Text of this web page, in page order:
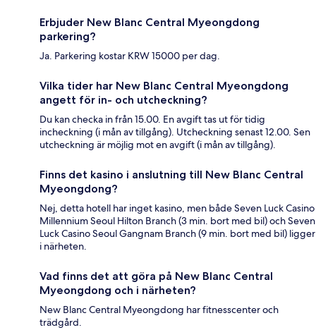
Erbjuder New Blanc Central Myeongdong
parkering?
Ja. Parkering kostar KRW 15000 per dag.
Vilka tider har New Blanc Central Myeongdong
angett för in- och utcheckning?
Du kan checka in från 15.00. En avgift tas ut för tidig
incheckning (i mån av tillgång). Utcheckning senast 12.00. Sen
utcheckning är möjlig mot en avgift (i mån av tillgång).
Finns det kasino i anslutning till New Blanc Central
Myeongdong?
Nej, detta hotell har inget kasino, men både Seven Luck Casino
Millennium Seoul Hilton Branch (3 min. bort med bil) och Seven
Luck Casino Seoul Gangnam Branch (9 min. bort med bil) ligger
i närheten.
Vad finns det att göra på New Blanc Central
Myeongdong och i närheten?
New Blanc Central Myeongdong har fitnesscenter och
trädgård.